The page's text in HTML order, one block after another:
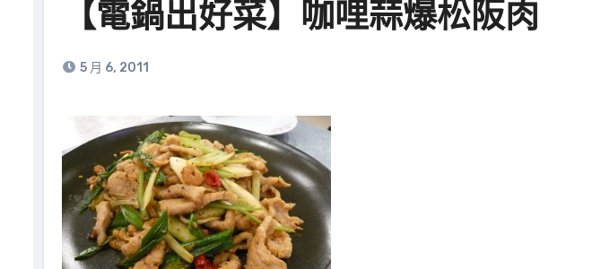
【電鍋出好菜】咖哩蒜爆松阪肉
5 月 6, 2011